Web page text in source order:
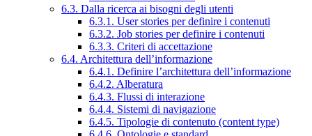
6.3. Dalla ricerca ai bisogni degli utenti
6.3.1. User stories per definire i contenuti
6.3.2. Job stories per definire i contenuti
6.3.3. Criteri di accettazione
6.4. Architettura dell’informazione
6.4.1. Definire l’architettura dell’informazione
6.4.2. Alberatura
6.4.3. Flussi di interazione
6.4.4. Sistemi di navigazione
6.4.5. Tipologie di contenuto (content type)